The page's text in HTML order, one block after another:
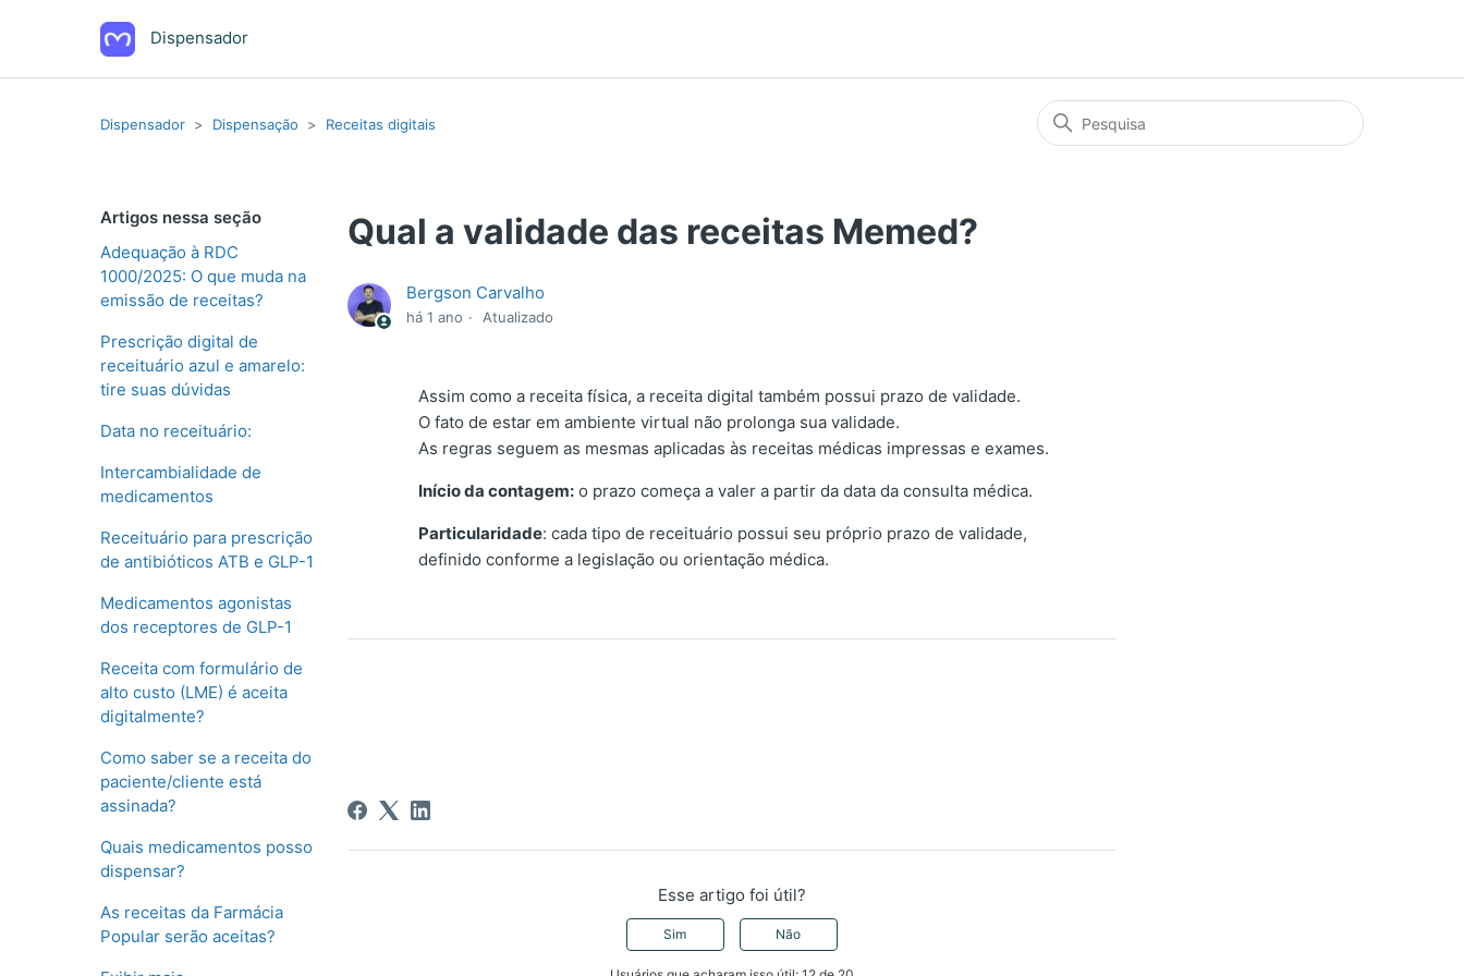
Dispensador
Dispensador Dispensação Receitas digitais
Artigos nessa seção
Adequação à RDC
1000/2025: O que muda na
emissão de receitas?
Prescrição digital de
receituário azul e amarelo:
tire suas dúvidas
Data no receituário:
Intercambialidade de
medicamentos
Receituário para prescrição
de antibióticos ATB e GLP-1
Medicamentos agonistas
dos receptores de GLP-1
Receita com formulário de
alto custo (LME) é aceita
digitalmente?
Como saber se a receita do
paciente/cliente está
assinada?
Quais medicamentos posso
dispensar?
As receitas da Farmácia
Popular serão aceitas?
Qual a validade das receitas Memed?
Bergson Carvalho
há 1 ano Atualizado
Assim como a receita física, a receita digital também possui prazo de validade.
O fato de estar em ambiente virtual não prolonga sua validade.
As regras seguem as mesmas aplicadas às receitas médicas impressas e exames.
Início da contagem: o prazo começa a valer a partir da data da consulta médica.
Particularidade: cada tipo de receituário possui seu próprio prazo de validade,
definido conforme a legislação ou orientação médica.
Esse artigo foi útil?
Sim Não